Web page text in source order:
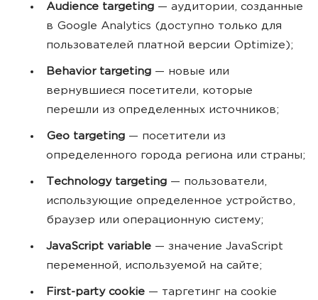
Audience targeting — аудитории, созданные
в Google Analytics (доступно только для
пользователей платной версии Optimize);
Behavior targeting — новые или
вернувшиеся посетители, которые
перешли из определенных источников;
Geo targeting — посетители из
определенного города региона или страны;
Technology targeting — пользователи,
использующие определенное устройство,
браузер или операционную систему;
JavaScript variable — значение JavaScript
переменной, используемой на сайте;
First-party cookie — таргетинг на cookie